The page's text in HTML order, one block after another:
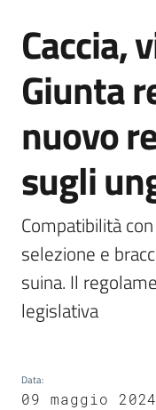
Novità
Servizi
Leggi
atti
bandi
Piani
programmi
progetti
Salta al contenuto
Caccia,
Giunta
nuovo
sugli
Compatibilità
selezione e
suina. Il
legislativa
Data:
09 maggio 2024